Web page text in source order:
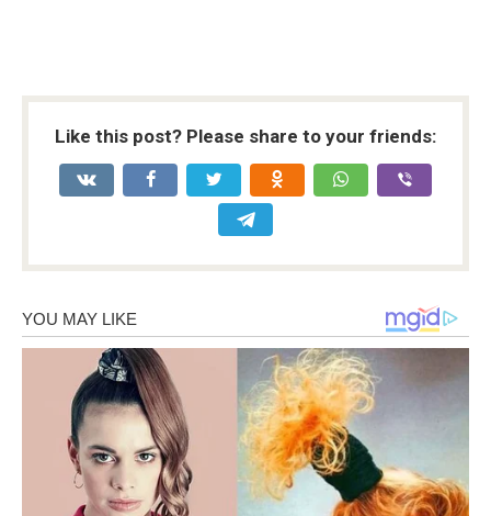
Like this post? Please share to your friends: